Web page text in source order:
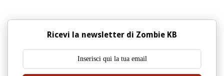
Ricevi la newsletter di Zombie KB